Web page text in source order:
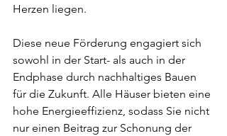
Herzen liegen.
Diese neue Förderung engagiert sich
sowohl in der Start- als auch in der
Endphase durch nachhaltiges Bauen
für die Zukunft. Alle Häuser bieten eine
hohe Energieeffizienz, sodass Sie nicht
nur einen Beitrag zur Schonung der